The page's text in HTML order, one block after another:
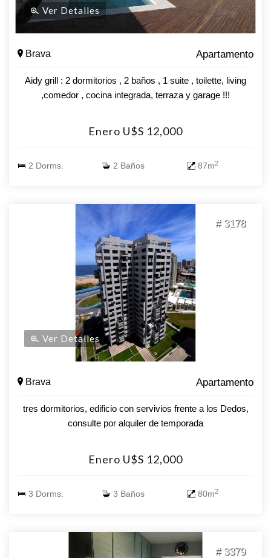
Ver Detalles
Brava Apartamento
Aidy grill : 2 dormitorios , 2 baños , 1 suite , toilette, living
,comedor , cocina integrada, terraza y garage !!!
Enero U$S 12,000
2 Dorms. 2 Baños 87m2
# 3178
Ver Detalles
Brava Apartamento
tres dormitorios, edificio con servivios frente a los Dedos,
consulte por alquiler de temporada
Enero U$S 12,000
3 Dorms. 3 Baños 80m2
# 3379